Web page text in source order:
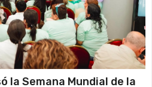
la Semana Mundial de la